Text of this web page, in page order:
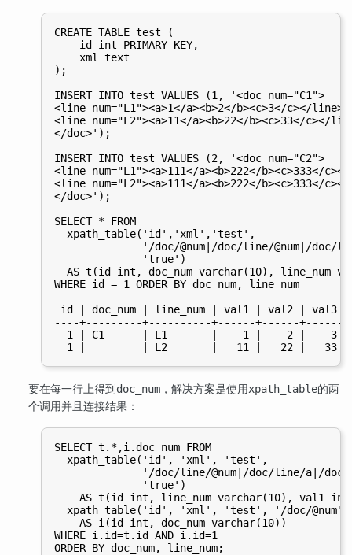
CREATE TABLE test (
    id int PRIMARY KEY,
    xml text
);
INSERT INTO test VALUES (1, '<doc num="C1">
<line num="L1"><a>1</a><b>2</b><c>3</c></line>
<line num="L2"><a>11</a><b>22</b><c>33</c></
</doc>');
INSERT INTO test VALUES (2, '<doc num="C2">
<line num="L1"><a>111</a><b>222</b><c>333</
<line num="L2"><a>111</a><b>222</b><c>333</
</doc>');
SELECT * FROM
  xpath_table('id','xml','test',
'/doc/@num|/doc/line/@num|/doc/
              'true')
AS t(id int, doc_num varchar(10), line_num
WHERE id = 1 ORDER BY doc_num, line_num
id | doc_num | line_num | val1 | val2 | val3
----+---------+----------+------+------+------
  1 | C1      | L1       |    1 |    2 |    3
要在每一行上得到doc_num ，解决方案是使用xpath_table的两
个调用并且连接结果：
SELECT t.*,i.doc_num FROM
  xpath_table('id', 'xml', 'test',
'/doc/line/@num|/doc/line/a|/
              'true')
AS t(id int, line_num varchar(10), val1
xpath_table('id', 'xml', 'test', '/doc/
    AS i(id int, doc_num varchar(10))
WHERE i.id=t.id AND i.id=1
ORDER BY doc_num, line_num;